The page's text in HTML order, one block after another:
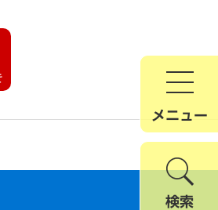
メニュー
検索